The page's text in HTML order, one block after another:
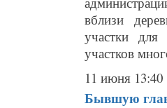
вблизи
участки для
участков
11 июня 13:40
Бывшую